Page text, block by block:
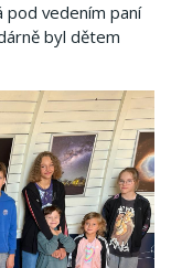
pod vedením paní
byl dětem